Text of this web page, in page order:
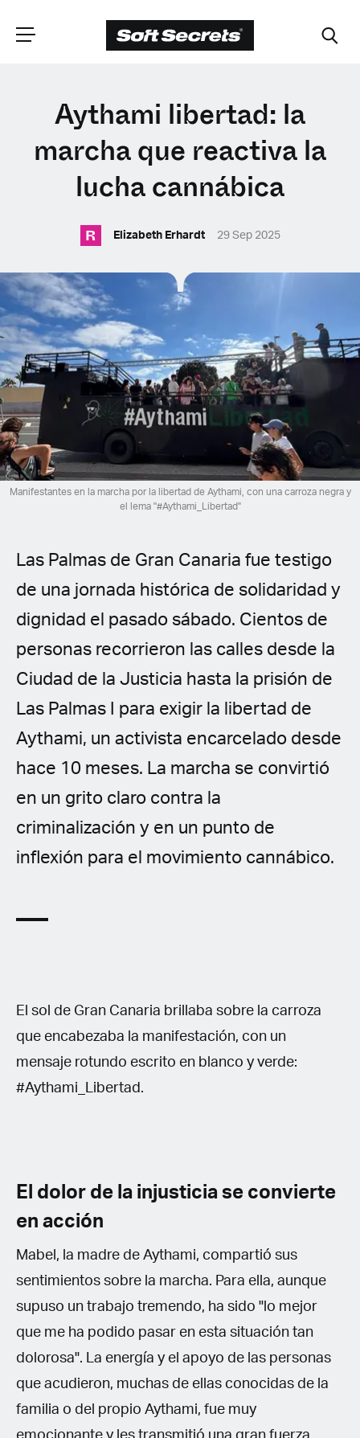
ELIGE TU
UBICACIÓN
English (United Kingdom)
English (United States)
Spanish (Spain)
Spanish (Latin America)
German
French
Italian
Aythami libertad: la
marcha que reactiva la
lucha cannábica
R Elizabeth Erhardt 29 Sep 2025
Manifestantes en la marcha por la libertad de Aythami, con una carroza negra y
el lema "#Aythami_Libertad"
Las Palmas de Gran Canaria fue testigo
de una jornada histórica de solidaridad y
dignidad el pasado sábado. Cientos de
personas recorrieron las calles desde la
Ciudad de la Justicia hasta la prisión de
Las Palmas I para exigir la libertad de
Aythami, un activista encarcelado desde
hace 10 meses. La marcha se convirtió
en un grito claro contra la
criminalización y en un punto de
inflexión para el movimiento cannábico.
El sol de Gran Canaria brillaba sobre la carroza
que encabezaba la manifestación, con un
mensaje rotundo escrito en blanco y verde:
#Aythami_Libertad.
El dolor de la injusticia se convierte
en acción
Mabel, la madre de Aythami, compartió sus
sentimientos sobre la marcha. Para ella, aunque
supuso un trabajo tremendo, ha sido "lo mejor
que me ha podido pasar en esta situación tan
dolorosa". La energía y el apoyo de las personas
que acudieron, muchas de ellas conocidas de la
familia o del propio Aythami, fue muy